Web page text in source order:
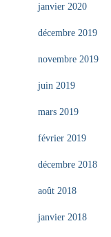
janvier 2020
décembre 2019
novembre 2019
juin 2019
mars 2019
février 2019
décembre 2018
août 2018
janvier 2018